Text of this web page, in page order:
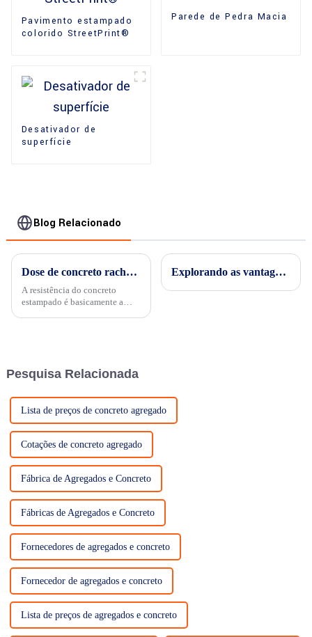
Pavimento estampado
colorido StreetPrint®
Parede de Pedra Macia
Desativador de
superfície
Blog Relacionado
Dose de concreto rachado?
A resistência do concreto
estampado é basicamente a
Explorando as vantagens exclusivas do concreto estampado
Pesquisa Relacionada
Lista de preços de concreto agregado
Cotações de concreto agregado
Fábrica de Agregados e Concreto
Fábricas de Agregados e Concreto
Fornecedores de agregados e concreto
Fornecedor de agregados e concreto
Lista de preços de agregados e concreto